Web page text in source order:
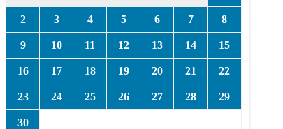
2 3 4 5 6 7 8
9 10 11 12 13 14 15
16 17 18 19 20 21 22
23 24 25 26 27 28 29
30